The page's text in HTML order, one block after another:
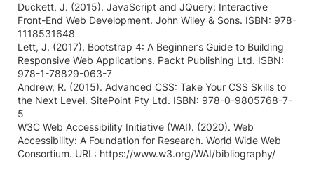
Duckett, J. (2015). JavaScript and JQuery: Interactive
Front-End Web Development. John Wiley & Sons. ISBN: 978-
1118531648
Lett, J. (2017). Bootstrap 4: A Beginner’s Guide to Building
Responsive Web Applications. Packt Publishing Ltd. ISBN:
978-1-78829-063-7
Andrew, R. (2015). Advanced CSS: Take Your CSS Skills to
the Next Level. SitePoint Pty Ltd. ISBN: 978-0-9805768-7-
5
W3C Web Accessibility Initiative (WAI). (2020). Web
Accessibility: A Foundation for Research. World Wide Web
Consortium. URL: https://www.w3.org/WAI/bibliography/